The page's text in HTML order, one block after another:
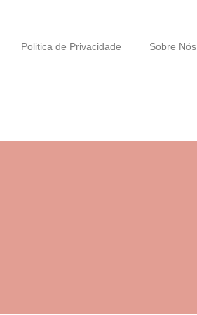
Politica de Privacidade Sobre Nós